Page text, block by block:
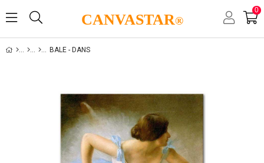
CANVASTAR®
0
BALE - DANS